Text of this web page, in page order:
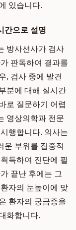
있습니다.
간으로 설명
방사선사가 검사
판독하여 결과를
, 검사 중에 발견
분에 대해 실시간
로 질문하기 어렵
영상의학과 전문
행합니다. 의사는
운 부위를 집중적
득하여 진단에 필
끝난 후에는 그
자의 눈높이에 맞
환자의 궁금증을
화합니다.